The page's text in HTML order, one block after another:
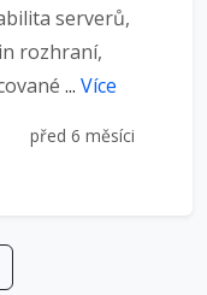
serverů,
rozhraní,
... Více
před 6 měsíci